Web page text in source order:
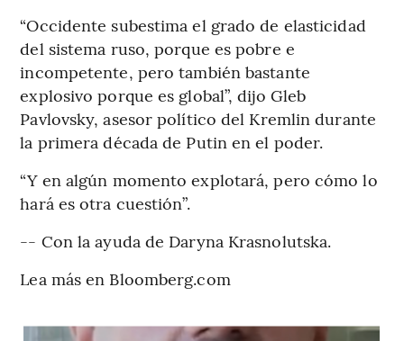
“Occidente subestima el grado de elasticidad
del sistema ruso, porque es pobre e
incompetente, pero también bastante
explosivo porque es global”, dijo Gleb
Pavlovsky, asesor político del Kremlin durante
la primera década de Putin en el poder.
“Y en algún momento explotará, pero cómo lo
hará es otra cuestión”.
-- Con la ayuda de Daryna Krasnolutska.
Lea más en Bloomberg.com